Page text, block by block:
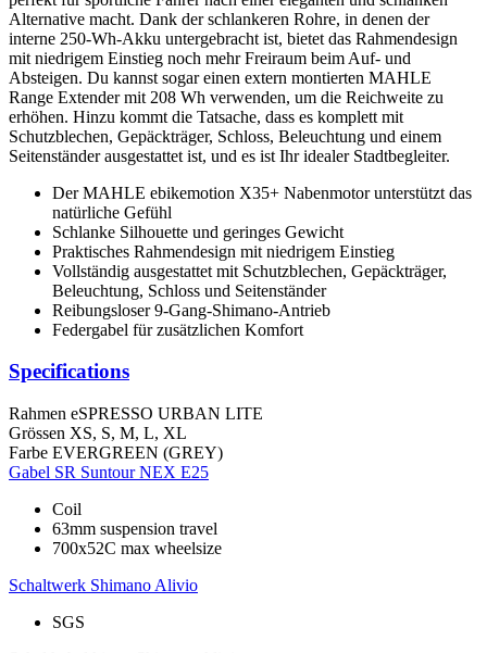
Alternative macht. Dank der schlankeren Rohre, in denen der
interne 250-Wh-Akku untergebracht ist, bietet das Rahmendesign
mit niedrigem Einstieg noch mehr Freiraum beim Auf- und
Absteigen. Du kannst sogar einen extern montierten MAHLE
Range Extender mit 208 Wh verwenden, um die Reichweite zu
erhöhen. Hinzu kommt die Tatsache, dass es komplett mit
Schutzblechen, Gepäckträger, Schloss, Beleuchtung und einem
Seitenständer ausgestattet ist, und es ist Ihr idealer Stadtbegleiter.
Der MAHLE ebikemotion X35+ Nabenmotor unterstützt das
natürliche Gefühl
Schlanke Silhouette und geringes Gewicht
Praktisches Rahmendesign mit niedrigem Einstieg
Vollständig ausgestattet mit Schutzblechen, Gepäckträger,
Beleuchtung, Schloss und Seitenständer
Reibungsloser 9-Gang-Shimano-Antrieb
Federgabel für zusätzlichen Komfort
Specifications
Rahmen eSPRESSO URBAN LITE
Grössen XS, S, M, L, XL
Farbe EVERGREEN (GREY)
Gabel SR Suntour NEX E25
Coil
63mm suspension travel
700x52C max wheelsize
Schaltwerk Shimano Alivio
SGS